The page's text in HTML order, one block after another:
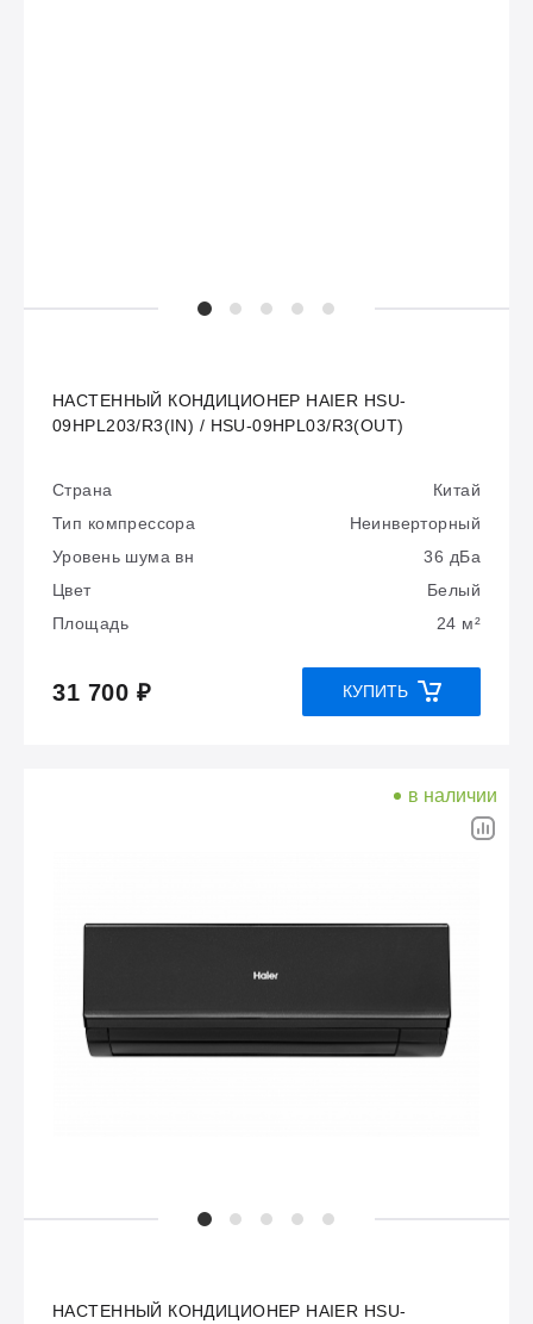
НАСТЕННЫЙ КОНДИЦИОНЕР HAIER HSU-
09HPL203/R3(IN) / HSU-09HPL03/R3(OUT)
Страна
Китай
Тип компрессора
Неинверторный
Уровень шума вн
36 дБа
Цвет
Белый
Площадь
24 м²
31 700 ₽ КУПИТЬ
в наличии
НАСТЕННЫЙ КОНДИЦИОНЕР HAIER HSU-